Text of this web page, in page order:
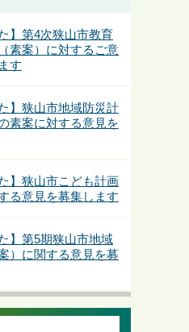
】第4次狭山市教育
素案）に対するご意
す
】狭山市地域防災計
素案に対する意見を
】狭山市こども計画
る意見を募集します
】第5期狭山市地域
）に関する意見を募